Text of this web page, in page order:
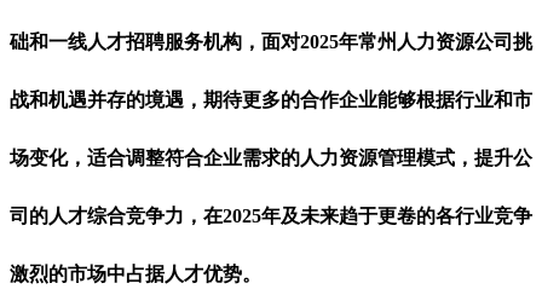
础和一线人才招聘服务机构，面对2025年常州人力资源公司挑
战和机遇并存的境遇，期待更多的合作企业能够根据行业和市
场变化，适合调整符合企业需求的人力资源管理模式，提升公
司的人才综合竞争力，在2025年及未来趋于更卷的各行业竞争
激烈的市场中占据人才优势。